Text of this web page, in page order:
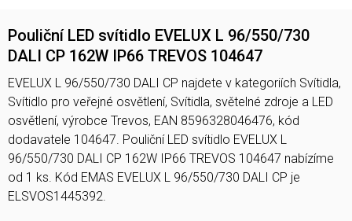
Pouliční LED svítidlo EVELUX L 96/550/730
DALI CP 162W IP66 TREVOS 104647
EVELUX L 96/550/730 DALI CP najdete v kategoriích Svítidla,
Svítidlo pro veřejné osvětlení, Svítidla, světelné zdroje a LED
osvětlení, výrobce Trevos, EAN 8596328046476, kód
dodavatele 104647. Pouliční LED svítidlo EVELUX L
96/550/730 DALI CP 162W IP66 TREVOS 104647 nabízíme
od 1 ks. Kód EMAS EVELUX L 96/550/730 DALI CP je
ELSVOS1445392.